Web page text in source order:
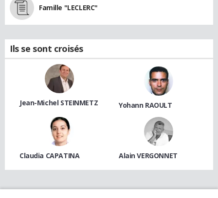
Famille "LECLERC"
Ils se sont croisés
Jean-Michel STEINMETZ Yohann RAOULT
Claudia CAPATINA Alain VERGONNET